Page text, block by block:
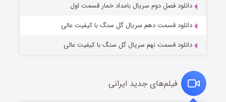
دانلود فصل دوم سریال بامداد خمار قسمت اول
دانلود قسمت دهم سریال گل سنگ با کیفیت عالی
دانلود قسمت نهم سریال گل سنگ با کیفیت عالی
فیلم‌های جدید ایرانی